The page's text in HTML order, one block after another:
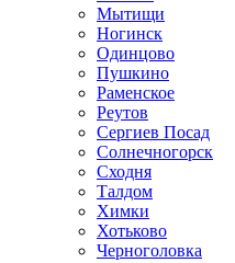
Мытищи
Ногинск
Одинцово
Пушкино
Раменское
Реутов
Сергиев Посад
Солнечногорск
Сходня
Талдом
Химки
Хотьково
Черноголовка